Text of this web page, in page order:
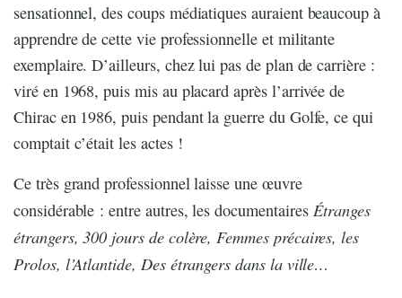
sensationnel, des coups médiatiques auraient beaucoup à
apprendre de cette vie professionnelle et militante
exemplaire. D’ailleurs, chez lui pas de plan de carrière :
viré en 1968, puis mis au placard après l’arrivée de
Chirac en 1986, puis pendant la guerre du Golfe, ce qui
comptait c’était les actes !
Ce très grand professionnel laisse une œuvre
considérable : entre autres, les documentaires Étranges
étrangers, 300 jours de colère, Femmes précaires, les
Prolos, l’Atlantide, Des étrangers dans la ville…